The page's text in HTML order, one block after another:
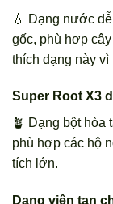
💧 Dạng nước
gốc, phù hợp
thích dạng này vì
Super Root X3
🪴 Dạng bột hòa
phù hợp các hộ
tích lớn.
Dạng viên tan